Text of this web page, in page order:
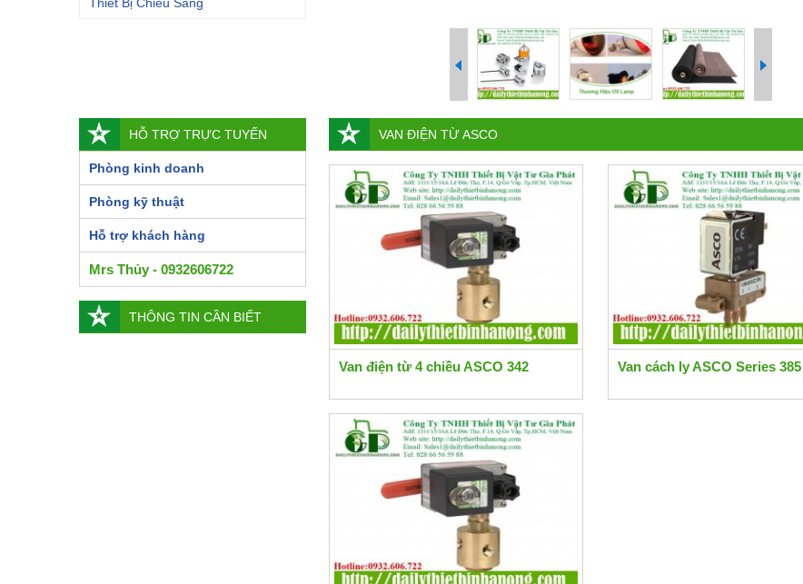
Thiết Bị Chiếu Sáng
HỖ TRỢ TRỰC TUYẾN
Phòng kinh doanh
Phòng kỹ thuật
Hỗ trợ khách hàng
Mrs Thủy - 0932606722
THÔNG TIN CẦN BIẾT
VAN ĐIỆN TỪ ASCO
Van điện từ 4 chiều ASCO 342 Van cách ly ASCO Series 385